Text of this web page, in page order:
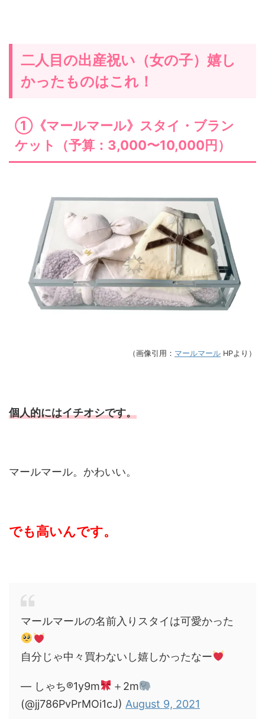
二人目の出産祝い（女の子）嬉し
かったものはこれ！
①《マールマール》スタイ・ブラン
ケット（予算：3,000〜10,000円）
（画像引用： マールマール HPより）
個人的にはイチオシです。
マールマール。かわいい。
でも高いんです。
マールマールの名前入りスタイは可愛かった
自分じゃ中々買わないし嬉しかったなー
— しゃち®︎1y9m
＋2m
(@jj786PvPrMOi1cJ) August 9, 2021